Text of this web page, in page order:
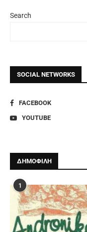
Search
SOCIAL NETWORKS
FACEBOOK
YOUTUBE
ΔΗΜΟΦΙΛΗ
1